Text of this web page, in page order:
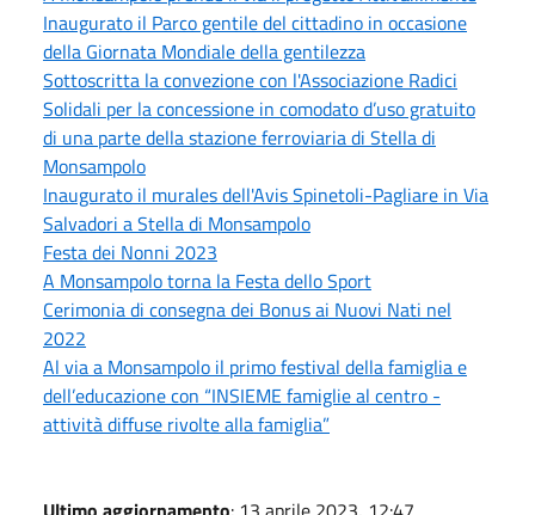
Inaugurato il Parco gentile del cittadino in occasione
della Giornata Mondiale della gentilezza
Sottoscritta la convezione con l'Associazione Radici
Solidali per la concessione in comodato d’uso gratuito
di una parte della stazione ferroviaria di Stella di
Monsampolo
Inaugurato il murales dell'Avis Spinetoli-Pagliare in Via
Salvadori a Stella di Monsampolo
Festa dei Nonni 2023
A Monsampolo torna la Festa dello Sport
Cerimonia di consegna dei Bonus ai Nuovi Nati nel
2022
Al via a Monsampolo il primo festival della famiglia e
dell’educazione con “INSIEME famiglie al centro -
attività diffuse rivolte alla famiglia”